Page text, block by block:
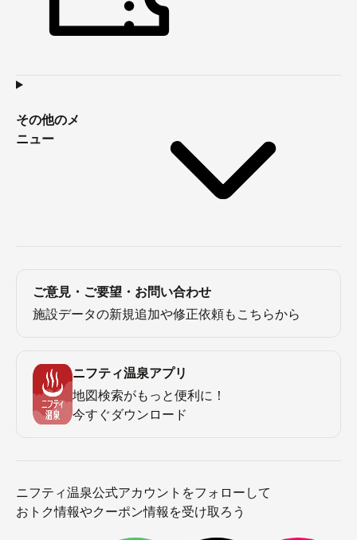
その他のメ
ニュー
ご意見・ご要望・お問い合わせ
施設データの新規追加や修正依頼もこちらから
ニフティ温泉アプリ
地図検索がもっと便利に！
今すぐダウンロード
ニフティ温泉公式アカウントをフォローして
おトク情報やクーポン情報を受け取ろう